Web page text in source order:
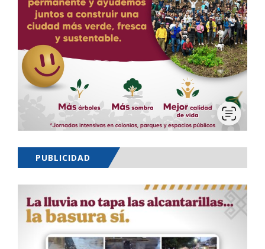
PUBLICIDAD